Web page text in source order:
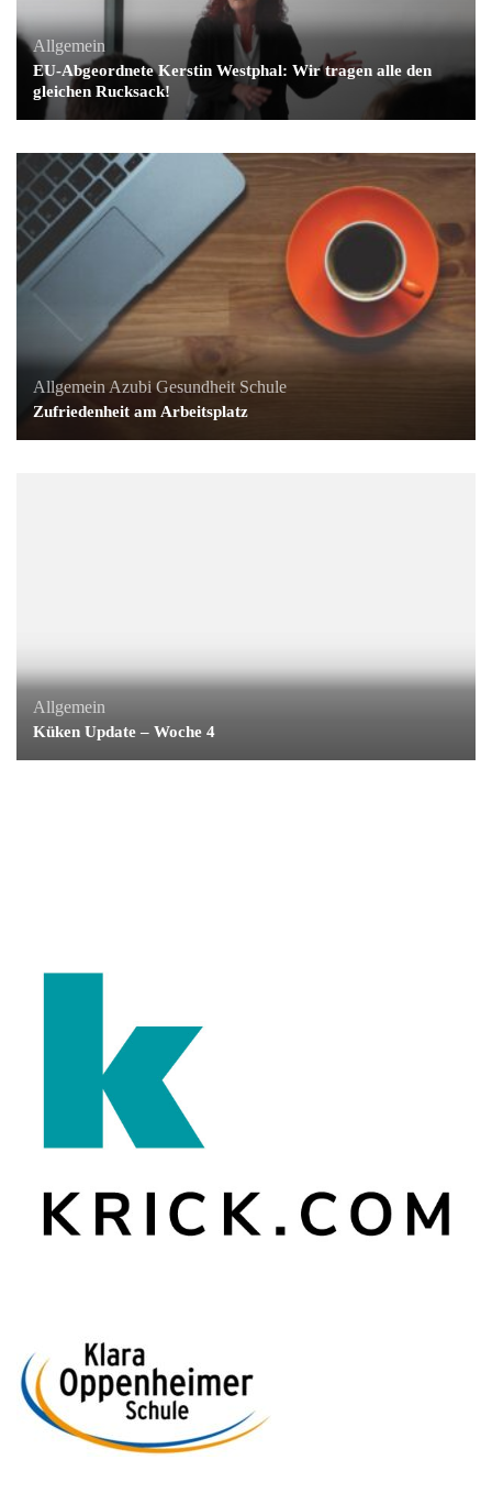
Allgemein
EU-Abgeordnete Kerstin Westphal: Wir tragen alle den
gleichen Rucksack!
Allgemein Azubi Gesundheit Schule
Zufriedenheit am Arbeitsplatz
Allgemein
Küken Update – Woche 4